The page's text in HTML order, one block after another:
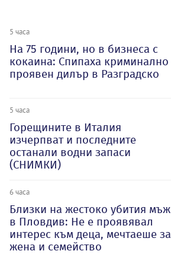
5 часа
На 75 години, но в бизнеса с
кокаина: Спипаха криминално
проявен дилър в Разградско
5 часа
Горещините в Италия
изчерпват и последните
останали водни запаси
(СНИМКИ)
6 часа
Близки на жестоко убития мъж
в Пловдив: Не е проявявал
интерес към деца, мечтаеше за
жена и семейство